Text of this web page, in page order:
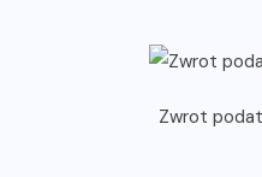
Zwrot